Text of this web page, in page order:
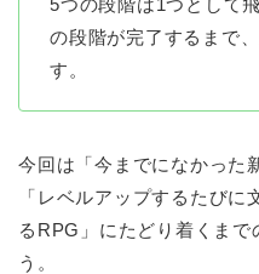
の段階が完了するまで
す。
今回は「今までになかった
「レベルアップするたび
るRPG」にたどり着くまで
う。